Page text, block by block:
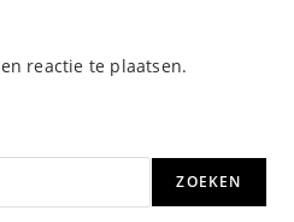
reactie te plaatsen.
ZOEKEN